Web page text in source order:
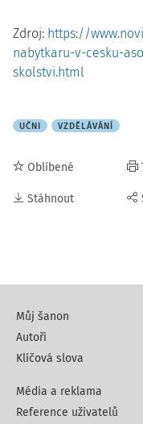
Zdroj: https://
nabytkaru-v-cesku-
skolstvi.html
UČNI VZDĚLÁVÁNÍ
Oblíbené
Stáhnout
Můj šanon
Autoři
Klíčová slova
Média a reklama
Reference uživatelů